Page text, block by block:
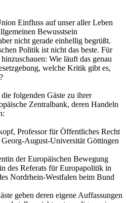
Einfluss auf unser aller Leben
Bewusstsein
nicht gerade einhellig begrüßt.
Politik ist nicht das beste. Für
Wie läuft das genau
welche Kritik gibt es,
folgenden Gäste zu ihrer
Zentralbank, deren Handeln
Professor für Öffentliches Recht
August-Universität Göttingen
der Europäischen Bewegung
des Referats für Europapolitik in
Nordrhein-Westfalen beim Bund
geben deren eigene Auffassungen